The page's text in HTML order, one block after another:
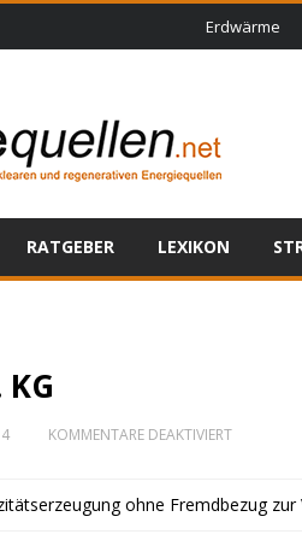
Erdwärme
RATGEBER LEXIKON
KOMMENTARE DEAKTIVIERTFÜR
CO.
ohne Fremdbezug zur